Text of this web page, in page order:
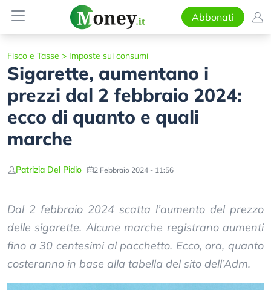
Abbonati
Fisco e Tasse > Imposte sui consumi
Sigarette, aumentano i
prezzi dal 2 febbraio 2024:
ecco di quanto e quali
marche
Patrizia Del Pidio 2 Febbraio 2024 - 11:56
Dal 2 febbraio 2024 scatta l’aumento del prezzo
delle sigarette. Alcune marche registrano aumenti
fino a 30 centesimi al pacchetto. Ecco, ora, quanto
costeranno in base alla tabella del sito dell’Adm.